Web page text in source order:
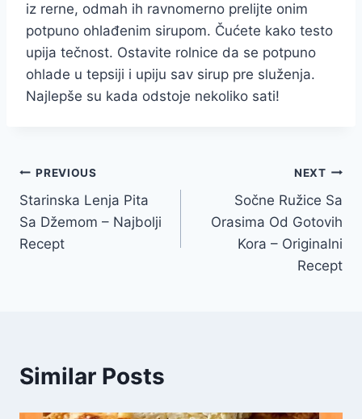
iz rerne, odmah ih ravnomerno prelijte onim
potpuno ohlađenim sirupom. Čućete kako testo
upija tečnost. Ostavite rolnice da se potpuno
ohlade u tepsiji i upiju sav sirup pre služenja.
Najlepše su kada odstoje nekoliko sati!
Post
navigation
PREVIOUS
Starinska Lenja Pita
Sa Džemom – Najbolji
Recept
NEXT
Sočne Ružice Sa
Orasima Od Gotovih
Kora – Originalni
Recept
Similar Posts